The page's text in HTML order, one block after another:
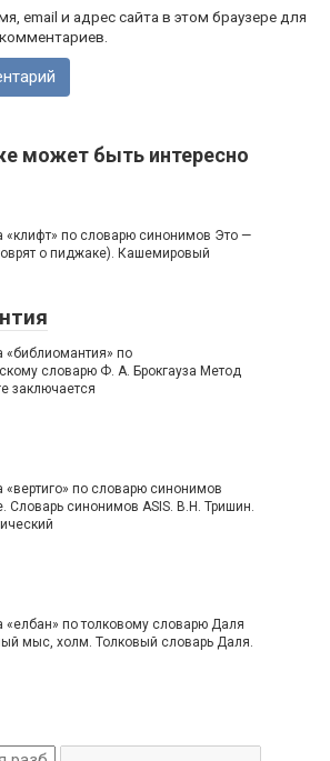
email и адрес сайта в этом браузере для
может быть интересно
«клифт» по словарю синонимов Это —
о пиджаке). Кашемировый
«библиомантия» по
словарю Ф. А. Брокгауза Метод
заключается
«вертиго» по словарю синонимов
Словарь синонимов ASIS. В.Н. Тришин.
«елбан» по толковому словарю Даля
мыс, холм. Толковый словарь Даля.